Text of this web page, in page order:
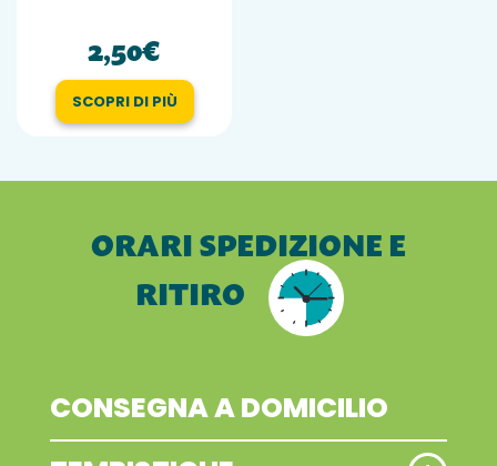
2,50€
SCOPRI DI PIÙ
ORARISPEDIZIONE E
RITIRO
CONSEGNA A DOMICILIO